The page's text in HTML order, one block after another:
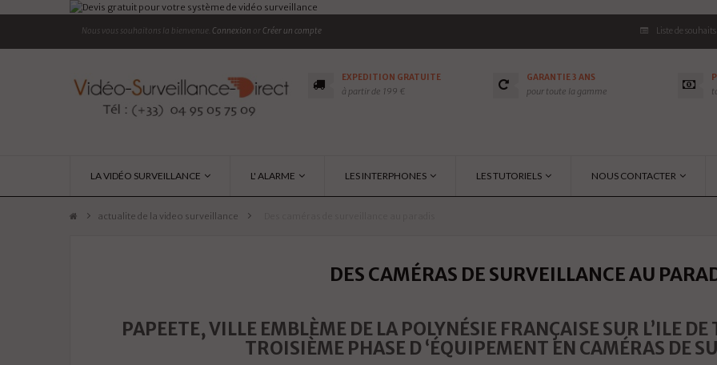
Nous vous souhaitons la bienvenue. Connexion or Créer un compte Liste de souhaits
EXPÉDITION GRATUITE
à partir de 199 €
GARANTIE 3 ANS
pour toute la gamme
LA VIDÉO SURVEILLANCE L' ALARME LES INTERPHONES LES TUTORIELS NOUS CONTACTER
actualite de la video surveillance >
DES CAMÉRAS DE SURVEILLANCE AU
PAPEETE, VILLE EMBLÈME DE LA POLYNÉSIE FRANÇAISE SUR L’ILE
TROISIÈME PHASE D ‘ÉQUIPEMENT EN CAMÉRAS DE